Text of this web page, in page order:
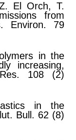
El Orch, T.
from
Environ. 79
in the
increasing,
108 (2)
in the
Bull. 62 (8)